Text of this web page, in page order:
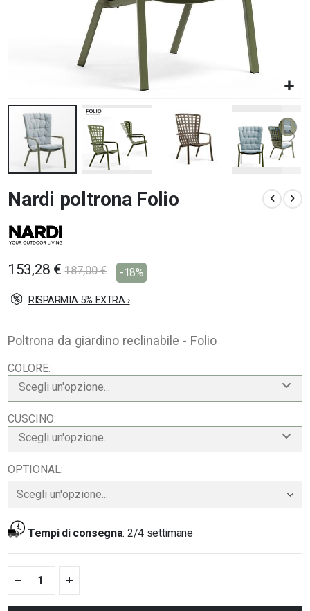
all'inizio
della
galleria
di
Nardi poltrona Folio
153,28 € 187,00 € -18%
RISPARMIA 5% EXTRA ›
Poltrona da giardino reclinabile - Folio
COLORE
Scegli un'opzione...
CUSCINO
Scegli un'opzione...
OPTIONAL
Tempi di consegna: 2/4 settimane